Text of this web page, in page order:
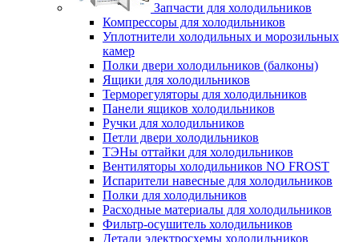
Запчасти для холодильников
Компрессоры для холодильников
Уплотнители холодильных и морозильных
камер
Полки двери холодильников (балконы)
Ящики для холодильников
Терморегуляторы для холодильников
Панели ящиков холодильников
Ручки для холодильников
Петли двери холодильников
ТЭНы оттайки для холодильников
Вентиляторы холодильников NO FROST
Испарители навесные для холодильников
Полки для холодильников
Расходные материалы для холодильников
Фильтр-осушитель холодильников
Детали электросхемы холодильников